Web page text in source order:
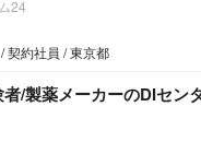
24
契約社員 / 東京都
/製薬メーカーのDIセン